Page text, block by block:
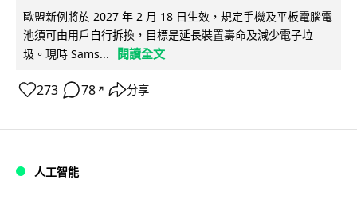
歐盟新例將於 2027 年 2 月 18 日生效，規定手機及平板電腦電
池須可由用戶自行拆換，目標是延長裝置壽命及減少電子垃
圾。現時 Sams...
閱讀全文
273 78 ↗ 分享
人工智能